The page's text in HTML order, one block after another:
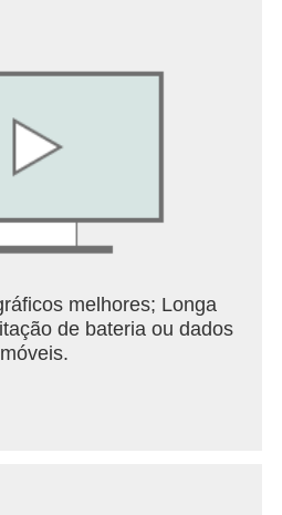
melhores; Longa
de bateria ou dados
móveis.